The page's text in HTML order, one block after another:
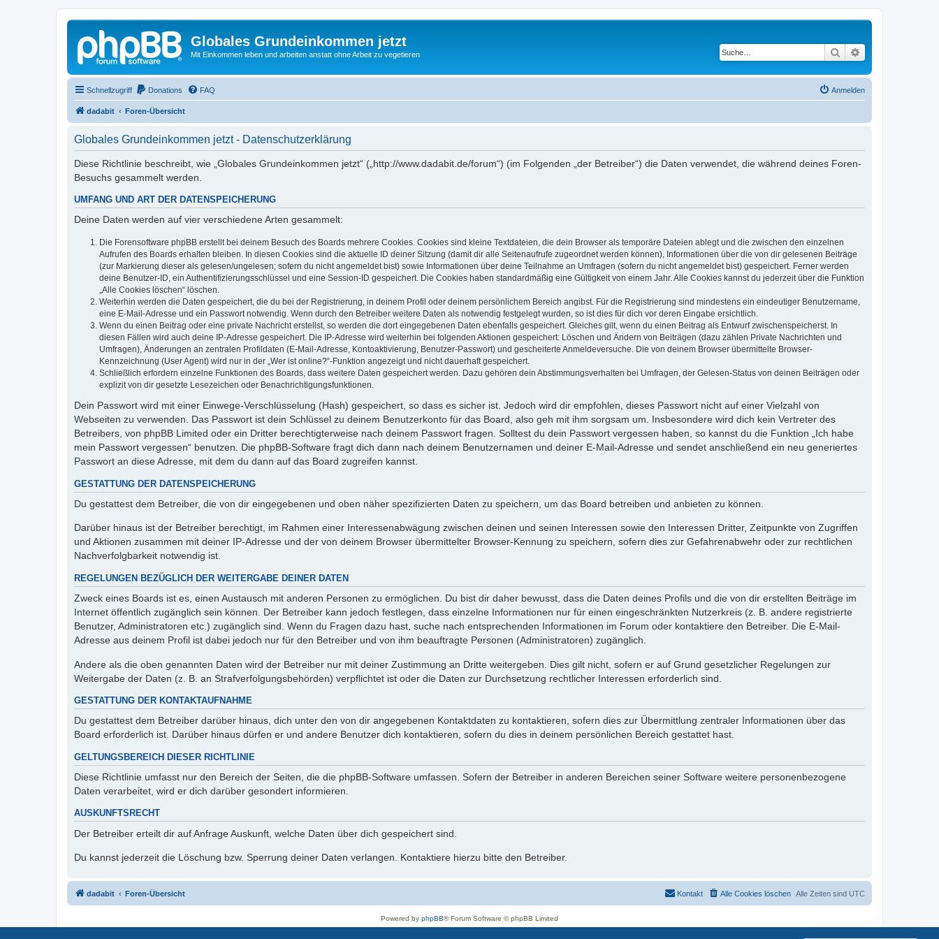
Globales Grundeinkommen jetzt
Mit Einkommen leben und arbeiten anstatt ohne Arbeit zu vegetieren Suche
Schnellzugriff Donations FAQ Anmelden
dadabit Foren-Übersicht
Globales Grundeinkommen jetzt - Datenschutzerklärung
Diese Richtlinie beschreibt, wie „Globales Grundeinkommen jetzt“ („http://www.dadabit.de/forum“) (im Folgenden „der Betreiber“) die Daten verwendet, die während deines Foren-
Besuchs gesammelt werden.
UMFANG UND ART DER DATENSPEICHERUNG
Deine Daten werden auf vier verschiedene Arten gesammelt:
Die Forensoftware phpBB erstellt bei deinem Besuch des Boards mehrere Cookies. Cookies sind kleine Textdateien, die dein Browser als temporäre Dateien ablegt und die zwischen den einzelnen
Aufrufen des Boards erhalten bleiben. In diesen Cookies sind die aktuelle ID deiner Sitzung (damit dir alle Seitenaufrufe zugeordnet werden können), Informationen über die von dir gelesenen Beiträge
(zur Markierung dieser als gelesen/ungelesen; sofern du nicht angemeldet bist) sowie Informationen über deine Teilnahme an Umfragen (sofern du nicht angemeldet bist) gespeichert. Ferner werden
deine Benutzer-ID, ein Authentifizierungsschlüssel und eine Session-ID gespeichert. Die Cookies haben standardmäßig eine Gültigkeit von einem Jahr. Alle Cookies kannst du jederzeit über die Funktion
„Alle Cookies löschen“ löschen.
Weiterhin werden die Daten gespeichert, die du bei der Registrierung, in deinem Profil oder deinem persönlichem Bereich angibst. Für die Registrierung sind mindestens ein eindeutiger Benutzername,
eine E-Mail-Adresse und ein Passwort notwendig. Wenn durch den Betreiber weitere Daten als notwendig festgelegt wurden, so ist dies für dich vor deren Eingabe ersichtlich.
Wenn du einen Beitrag oder eine private Nachricht erstellst, so werden die dort eingegebenen Daten ebenfalls gespeichert. Gleiches gilt, wenn du einen Beitrag als Entwurf zwischenspeicherst. In
diesen Fällen wird auch deine IP-Adresse gespeichert. Die IP-Adresse wird weiterhin bei folgenden Aktionen gespeichert: Löschen und Ändern von Beiträgen (dazu zählen Private Nachrichten und
Umfragen), Änderungen an zentralen Profildaten (E-Mail-Adresse, Kontoaktivierung, Benutzer-Passwort) und gescheiterte Anmeldeversuche. Die von deinem Browser übermittelte Browser-
Kennzeichnung (User Agent) wird nur in der „Wer ist online?“-Funktion angezeigt und nicht dauerhaft gespeichert.
Schließlich erfordern einzelne Funktionen des Boards, dass weitere Daten gespeichert werden. Dazu gehören dein Abstimmungsverhalten bei Umfragen, der Gelesen-Status von deinen Beiträgen oder
explizit von dir gesetzte Lesezeichen oder Benachrichtigungsfunktionen.
Dein Passwort wird mit einer Einwege-Verschlüsselung (Hash) gespeichert, so dass es sicher ist. Jedoch wird dir empfohlen, dieses Passwort nicht auf einer Vielzahl von
Webseiten zu verwenden. Das Passwort ist dein Schlüssel zu deinem Benutzerkonto für das Board, also geh mit ihm sorgsam um. Insbesondere wird dich kein Vertreter des
Betreibers, von phpBB Limited oder ein Dritter berechtigterweise nach deinem Passwort fragen. Solltest du dein Passwort vergessen haben, so kannst du die Funktion „Ich habe
mein Passwort vergessen“ benutzen. Die phpBB-Software fragt dich dann nach deinem Benutzernamen und deiner E-Mail-Adresse und sendet anschließend ein neu generiertes
Passwort an diese Adresse, mit dem du dann auf das Board zugreifen kannst.
GESTATTUNG DER DATENSPEICHERUNG
Du gestattest dem Betreiber, die von dir eingegebenen und oben näher spezifizierten Daten zu speichern, um das Board betreiben und anbieten zu können.
Darüber hinaus ist der Betreiber berechtigt, im Rahmen einer Interessenabwägung zwischen deinen und seinen Interessen sowie den Interessen Dritter, Zeitpunkte von Zugriffen
und Aktionen zusammen mit deiner IP-Adresse und der von deinem Browser übermittelter Browser-Kennung zu speichern, sofern dies zur Gefahrenabwehr oder zur rechtlichen
Nachverfolgbarkeit notwendig ist.
REGELUNGEN BEZÜGLICH DER WEITERGABE DEINER DATEN
Zweck eines Boards ist es, einen Austausch mit anderen Personen zu ermöglichen. Du bist dir daher bewusst, dass die Daten deines Profils und die von dir erstellten Beiträge im
Internet öffentlich zugänglich sein können. Der Betreiber kann jedoch festlegen, dass einzelne Informationen nur für einen eingeschränkten Nutzerkreis (z. B. andere registrierte
Benutzer, Administratoren etc.) zugänglich sind. Wenn du Fragen dazu hast, suche nach entsprechenden Informationen im Forum oder kontaktiere den Betreiber. Die E-Mail-
Adresse aus deinem Profil ist dabei jedoch nur für den Betreiber und von ihm beauftragte Personen (Administratoren) zugänglich.
Andere als die oben genannten Daten wird der Betreiber nur mit deiner Zustimmung an Dritte weitergeben. Dies gilt nicht, sofern er auf Grund gesetzlicher Regelungen zur
Weitergabe der Daten (z. B. an Strafverfolgungsbehörden) verpflichtet ist oder die Daten zur Durchsetzung rechtlicher Interessen erforderlich sind.
GESTATTUNG DER KONTAKTAUFNAHME
Du gestattest dem Betreiber darüber hinaus, dich unter den von dir angegebenen Kontaktdaten zu kontaktieren, sofern dies zur Übermittlung zentraler Informationen über das
Board erforderlich ist. Darüber hinaus dürfen er und andere Benutzer dich kontaktieren, sofern du dies in deinem persönlichen Bereich gestattet hast.
GELTUNGSBEREICH DIESER RICHTLINIE
Diese Richtlinie umfasst nur den Bereich der Seiten, die die phpBB-Software umfassen. Sofern der Betreiber in anderen Bereichen seiner Software weitere personenbezogene
Daten verarbeitet, wird er dich darüber gesondert informieren.
AUSKUNFTSRECHT
Der Betreiber erteilt dir auf Anfrage Auskunft, welche Daten über dich gespeichert sind.
Du kannst jederzeit die Löschung bzw. Sperrung deiner Daten verlangen. Kontaktiere hierzu bitte den Betreiber.
dadabit Foren-Übersicht Alle Zeiten sind UTC
Alle Cookies löschen
Kontakt
Powered by phpBB® Forum Software © phpBB Limited